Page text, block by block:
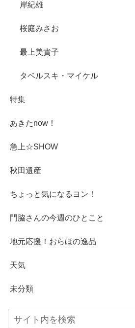
岸紀雄
桜庭みさお
最上美貴子
タベルスキ・マイケル
特集
あきたnow！
急上☆SHOW
秋田遺産
ちょっと気になるヨン！
門脇さんの今週のひとこと
地元応援！おらほの逸品
天気
未分類